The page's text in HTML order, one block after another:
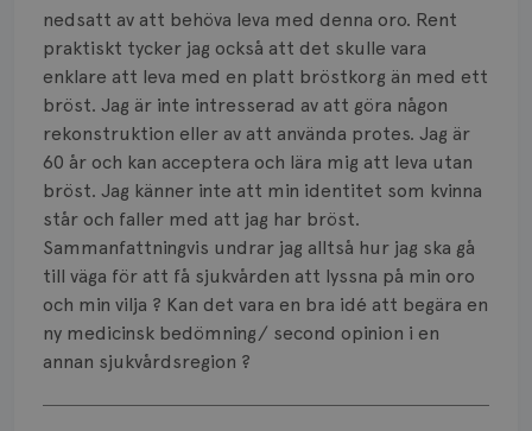
nedsatt av att behöva leva med denna oro. Rent
praktiskt tycker jag också att det skulle vara
enklare att leva med en platt bröstkorg än med ett
bröst. Jag är inte intresserad av att göra någon
rekonstruktion eller av att använda protes. Jag är
60 år och kan acceptera och lära mig att leva utan
bröst. Jag känner inte att min identitet som kvinna
står och faller med att jag har bröst.
Sammanfattningvis undrar jag alltså hur jag ska gå
till väga för att få sjukvården att lyssna på min oro
och min vilja ? Kan det vara en bra idé att begära en
ny medicinsk bedömning/ second opinion i en
annan sjukvårdsregion ?
Visa svar